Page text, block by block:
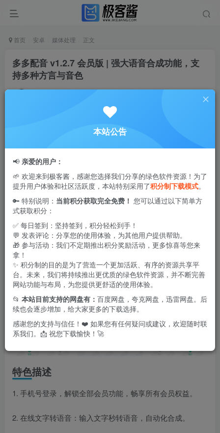
首页 安卓 媒体处理 正文
多多配音 v1.2.7 会员版 | 强大语音合成功能，支
持多种方言与音色
私信
多多配音是一款领先的智能语音合成应用，专为文字转语音
而设计。它融合了先进的语音合成技术，提供高效且简单的
配音服务。用户可以选择百位不同的主播进行配音，支持包
括普通话、英语、粤语、四川话、东北话、湖南话、台湾话
品，用户只需一键导出，轻松满足各类配音需求，助力创
作、广告、学习等多种场景。
特色描述
1. 手机号登录，解锁全部会员功能，畅享所有会员权益。
2. 在线文字转语音：输入文字秒转语音，自动化合成。
本站公告
📢 亲爱的用户：
🌱 欢迎来到极客酱，感谢您选择我们分享的绿色软件资源！为了
提升用户体验和社区活跃度，本站特别采用了积分制下载模式。
🔑 特别说明： 当前积分获取完全免费！ 您可以通过以下简单方
式获取积分：
✅ 每日签到：坚持签到，积分轻松到手！
💬 发表评论：分享您的使用体验，为其他用户提供帮助。
🎁 参与活动：我们不定期推出积分奖励活动，更多惊喜等您来
拿！
✨ 积分制的目的是为了营造一个更加活跃、有序的资源共享平
台。未来，我们将持续推出更优质的绿色软件资源，并不断完善
网站功能与布局，为您提供更舒适的使用体验。
📂 本站目前支持的网盘有： 百度网盘，夸克网盘，迅雷网盘。后
续也会逐步增加，给大家更多的下载选择。
感谢您的支持与信任！❤️ 如果您有任何疑问或建议，欢迎随时联
系我们。📩 祝您下载愉快！🚀